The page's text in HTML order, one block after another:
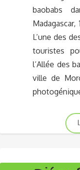
baobabs
L’une des
touristes
l’Allée des
ville de